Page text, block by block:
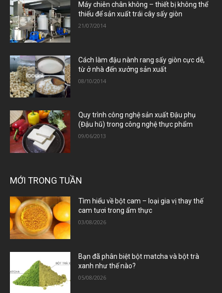
Máy chiên chân không – thiết bị không thể
thiếu để sản xuất trái cây sấy giòn
21/07/2014
Cách làm đậu nành rang sấy giòn cực dễ,
từ ở nhà đến xưởng sản xuất
08/10/2014
Quy trình công nghệ sản xuất Đậu phụ
(Đậu hũ) trong công nghệ thực phẩm
09/06/2013
MỚI TRONG TUẦN
Tìm hiểu về bột cam – loại gia vị thay thế
cam tươi trong ẩm thực
03/08/2026
Bạn đã phân biệt bột matcha và bột trà
xanh như thế nào?
05/08/2026